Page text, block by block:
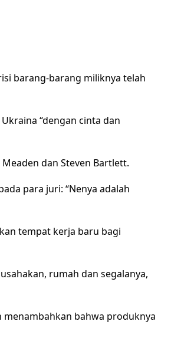
barang-barang miliknya telah
“dengan cinta dan
dan Steven Bartlett.
para juri: “Nenya adalah
tempat kerja baru bagi
rumah dan segalanya,
menambahkan bahwa produknya